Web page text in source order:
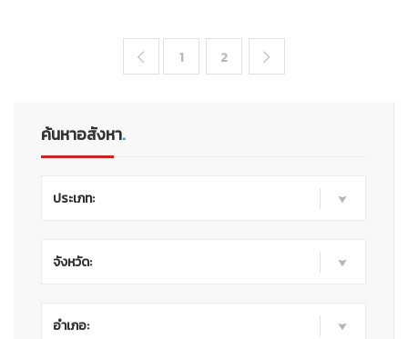
 1 2 
ค้นหาอสังหา.
ประเภท:
จังหวัด:
อำเภอ: